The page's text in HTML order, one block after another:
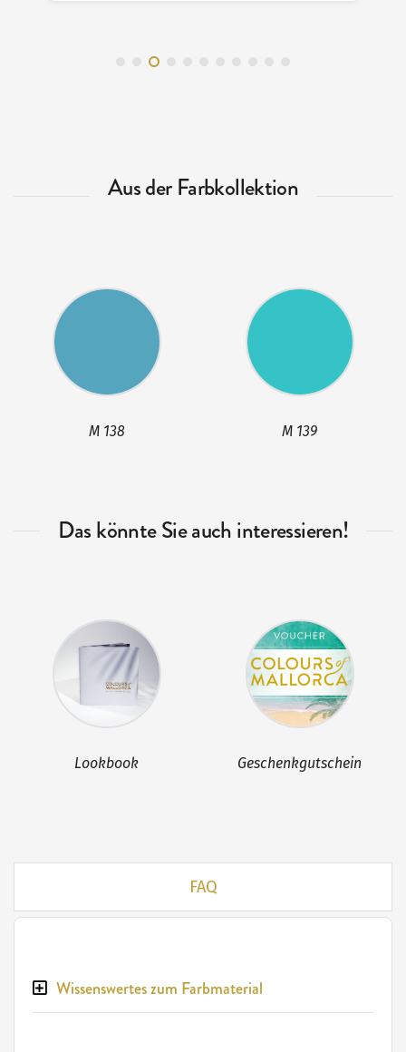
Aus der Farbkollektion
M 138 M 139
Das könnte Sie auch interessieren!
Lookbook Geschenkgutschein
FAQ
Wissenswertes zum Farbmaterial